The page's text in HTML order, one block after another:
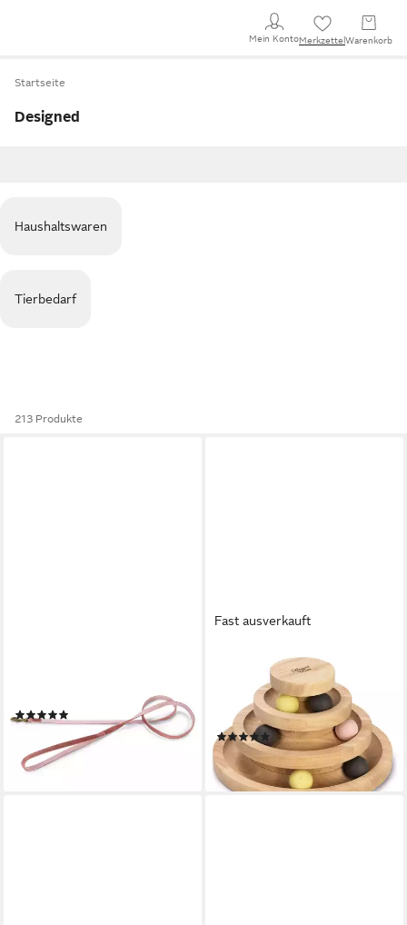
Mein KontoMerkzettel Warenkorb
Startseite
Designed
Haushaltswaren
Tierbedarf
213 Produkte
lieferbar - in 3-4 Werktagen bei dir
Fast ausverkauft
DESIGNED BY LOTTE
Tier-Intelligenzspielzeug
Katzenspielzeug Spielturm
Mia Holz braun
(4)
33,99 €
lieferbar in 4 Wochen